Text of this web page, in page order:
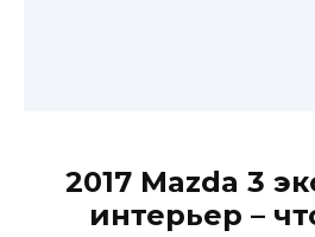
2017 Mazda 3
интерьер –